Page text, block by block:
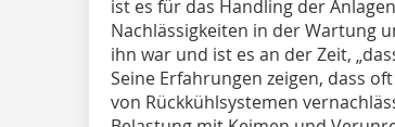
ist es für das Handling der
Nachlässigkeiten in der Wartung
ihn war und ist es an der Zeit,
Seine Erfahrungen zeigen, dass
von Rückkühlsystemen